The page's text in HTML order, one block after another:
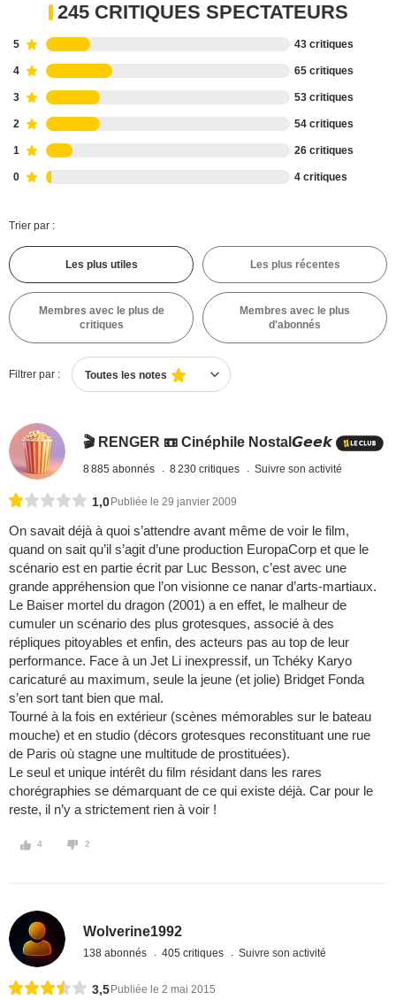
245 CRITIQUES SPECTATEURS
5 43 critiques
4 65 critiques
3 53 critiques
2 54 critiques
1 26 critiques
0 4 critiques
Trier par :
Les plus utiles Les plus récentes
Membres avec le plus de
critiques
Membres avec le plus
d'abonnés
Filtrer par : Toutes les notes
🎬 RENGER 📼 Cinéphile Nostal𝙂𝙚𝙚𝙠
8 885 abonnés 8 230 critiques Suivre son activité
1,0 Publiée le 29 janvier 2009
On savait déjà à quoi s’attendre avant même de voir le film,
quand on sait qu’il s’agit d’une production EuropaCorp et que le
scénario est en partie écrit par Luc Besson, c’est avec une
grande appréhension que l’on visionne ce nanar d’arts-martiaux.
Le Baiser mortel du dragon (2001) a en effet, le malheur de
cumuler un scénario des plus grotesques, associé à des
répliques pitoyables et enfin, des acteurs pas au top de leur
performance. Face à un Jet Li inexpressif, un Tchéky Karyo
caricaturé au maximum, seule la jeune (et jolie) Bridget Fonda
s’en sort tant bien que mal.
Tourné à la fois en extérieur (scènes mémorables sur le bateau
mouche) et en studio (décors grotesques reconstituant une rue
de Paris où stagne une multitude de prostituées).
Le seul et unique intérêt du film résidant dans les rares
chorégraphies se démarquant de ce qui existe déjà. Car pour le
reste, il n’y a strictement rien à voir !
4 2
Wolverine1992
138 abonnés 405 critiques Suivre son activité
3,5 Publiée le 2 mai 2015